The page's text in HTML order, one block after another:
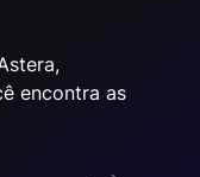
encontra as